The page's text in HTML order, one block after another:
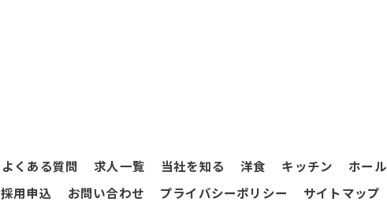
よくある質問 求人一覧 当社を知る 洋食 キッチン ホール
採用申込 お問い合わせ プライバシーポリシー サイトマップ